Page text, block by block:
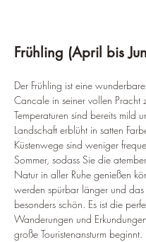
Frühling (April bis
Der Frühling ist eine
Cancale in seiner vollen Pracht
Temperaturen sind bereits mild
Landschaft erblüht in satten
Küstenwege sind weniger
Sommer, sodass Sie die
Natur in aller Ruhe genießen
werden spürbar länger und das
besonders schön. Es ist die
Wanderungen und
große Touristenansturm beginnt.